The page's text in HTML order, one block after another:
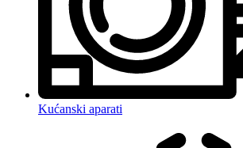
Kućanski aparati